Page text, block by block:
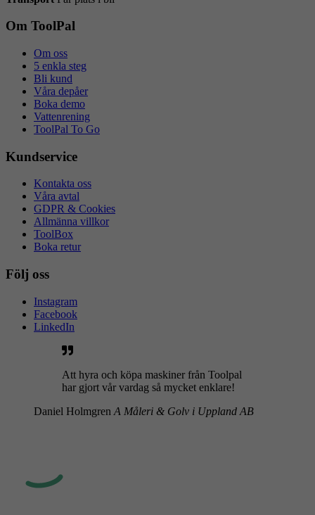
Om ToolPal
Om oss
5 enkla steg
Bli kund
Våra depåer
Boka demo
Vattenrening
ToolPal To Go
Kundservice
Kontakta oss
Våra avtal
GDPR & Cookies
Allmänna villkor
ToolBox
Boka retur
Följ oss
Instagram
Facebook
LinkedIn
Att hyra och köpa maskiner från Toolpal
har gjort vår vardag så mycket enklare!
Daniel Holmgren A Måleri & Golv i Uppland AB